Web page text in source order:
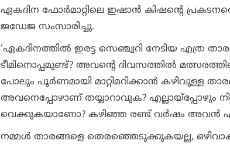
ഏകദിന ഫോര്‍മാറ്റിലെ ഇഷാന്‍ കിഷന്റെ
ജഡേജ സംസാരിച്ചു.
‘ഏകദിനത്തില്‍ ഇരട്ട സെഞ്ച്വറി നേടിയ എത്ര
ടീമിനൊപ്പമുണ്ട്? അവന്റെ ദിവസത്തില്‍
പോലും പൂര്‍ണമായി മാറ്റിമറിക്കാന്‍ കഴിവുള്ള
അവനെപ്പോഴാണ് തയ്യാറാവുക? എല്ലായ്‌പ്പോഴും
വെക്കുകയാണോ? കഴിഞ്ഞ രണ്ട് വര്‍ഷം അവന്‍
നമ്മള്‍ താരങ്ങളെ തെരഞ്ഞെടുക്കുകയല്ല,